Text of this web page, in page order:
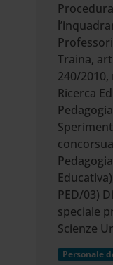
Traina,
240/2010,
Ricerca
PED/03)
speciale
Scienze
Personale